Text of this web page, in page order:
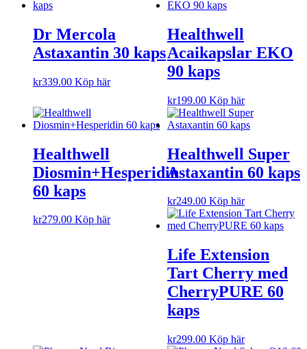
Dr Mercola
Astaxantin 30 kaps
kr339.00 Köp här
Healthwell
Acaikapslar EKO
90 kaps
kr199.00 Köp här
Healthwell
Diosmin+Hesperidin
60 kaps
kr279.00 Köp här
Healthwell Super
Astaxantin 60 kaps
kr249.00 Köp här
Life Extension
Tart Cherry med
CherryPURE 60
kaps
kr299.00 Köp här